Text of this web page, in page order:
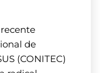
de
(CONITEC)